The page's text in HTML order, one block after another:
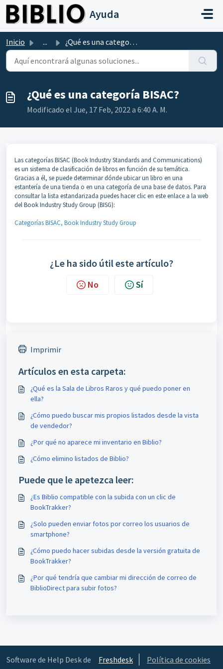
Saltar al contenido principal
Ayuda
Inicio ... ¿Qué es una categoría BISAC?
¿Qué es una categoría BISAC?
Modificado el Jue, 17 Feb, 2022 a 6:40 A. M.
Las categorías BISAC (Book Industry Standards and Communications)
es un sistema de clasificación de libros en función de su temática.
Gracias a él, se puede determinar dónde ubicar un libro en una
estantería de una tienda o en una categoría de una base de datos. Para
consultar la lista estandarizada puedes hacer clic en este enlace a la web
del Book Industry Study Group (BISG):
Categorías BISAC, Book Industry Study Group
¿Le ha sido útil este artículo?
No Sí
Imprimir
Artículos en esta carpeta:
¿Qué es la Sala de Libros Raros y qué puedo poner en
ella?
¿Cómo puedo buscar mis propios listados desde la vista
de vendedor?
¿Por qué no aparece mi inventario en Biblio?
¿Cómo elimino listados de Biblio?
Puede que le apetezca leer:
¿Es Biblio compatible con la subida con un clic de
BookTrakker?
¿Solo pueden enviar fotos por correo los usuarios de
smartphone?
¿Cómo puedo hacer subidas desde la versión gratuita de
BookTrakker?
¿Por qué tendría que cambiar mi dirección de correo de
BiblioDirect para subir fotos?
Software de Help Desk de Freshdesk Política de cookies